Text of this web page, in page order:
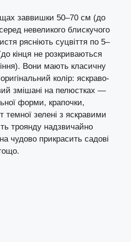
заввишки 50–70 см (до
невеликого блискучого
рясніють суцвіття по 5–
кінця не розкриваються
Вони мають класичну
колір: яскраво-
змішані на пелюстках —
форми, крапочки,
темної зелені з яскравими
троянду надзвичайно
чудово прикрасить садові